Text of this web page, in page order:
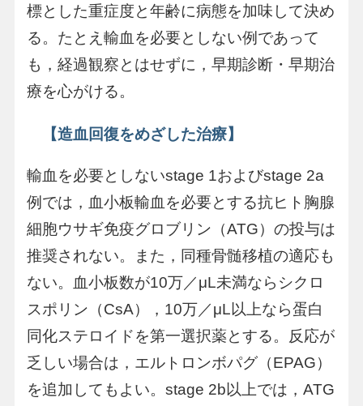
標とした重症度と年齢に病態を加味して決め
る。たとえ輸血を必要としない例であって
も，経過観察とはせずに，早期診断・早期治
療を心がける。
【造血回復をめざした治療】
輸血を必要としないstage 1およびstage 2a
例では，血小板輸血を必要とする抗ヒト胸腺
細胞ウサギ免疫グロブリン（ATG）の投与は
推奨されない。また，同種骨髄移植の適応も
ない。血小板数が10万／μL未満ならシクロ
スポリン（CsA），10万／μL以上なら蛋白
同化ステロイドを第一選択薬とする。反応が
乏しい場合は，エルトロンボパグ（EPAG）
を追加してもよい。stage 2b以上では，ATG